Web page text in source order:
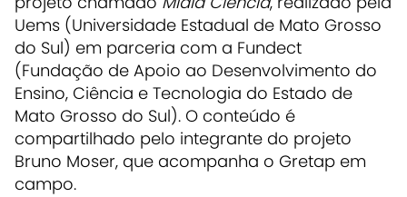
Uems (Universidade Estadual de Mato Grosso
do Sul) em parceria com a Fundect
(Fundação de Apoio ao Desenvolvimento do
Ensino, Ciência e Tecnologia do Estado de
Mato Grosso do Sul). O conteúdo é
compartilhado pelo integrante do projeto
Bruno Moser, que acompanha o Gretap em
campo.